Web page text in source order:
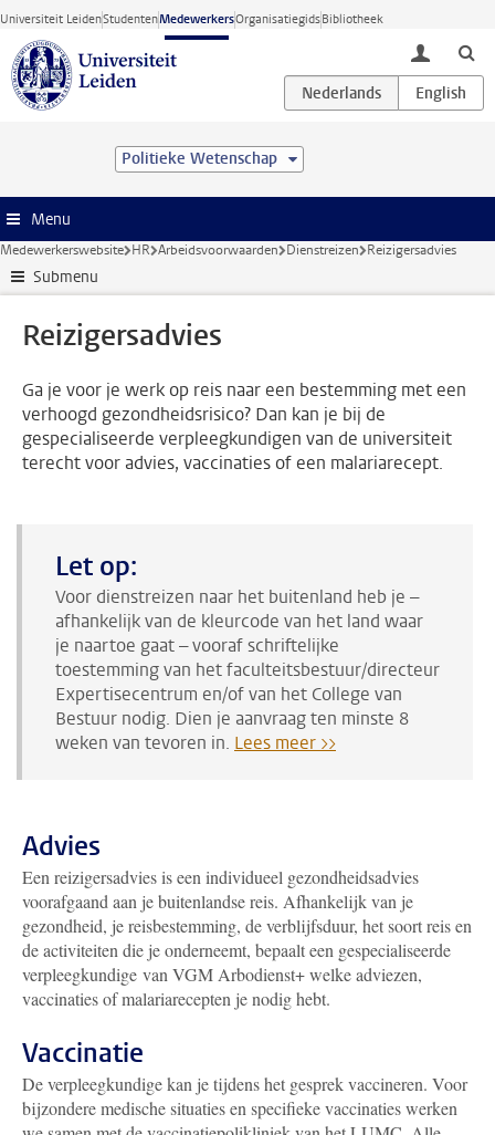
Ga direct naar de inhoud
Universiteit LeidenStudentenMedewerkersOrganisatiegidsBibliotheek
toggle
Politieke Wetenschap
Menu
Medewerkerswebsite HR Arbeidsvoorwaarden Dienstreizen Reizigersadvies
Submenu
Reizigersadvies
Ga je voor je werk op reis naar een bestemming met een
verhoogd gezondheidsrisico? Dan kan je bij de
gespecialiseerde verpleegkundigen van de universiteit
terecht voor advies, vaccinaties of een malariarecept.
Let op:
Voor dienstreizen naar het buitenland heb je –
afhankelijk van de kleurcode van het land waar
je naartoe gaat – vooraf schriftelijke
toestemming van het faculteitsbestuur/directeur
Expertisecentrum en/of van het College van
Bestuur nodig. Dien je aanvraag ten minste 8
weken van tevoren in. Lees meer >>
Advies
Een reizigersadvies is een individueel gezondheidsadvies
voorafgaand aan je buitenlandse reis. Afhankelijk van je
gezondheid, je reisbestemming, de verblijfsduur, het soort reis en
de activiteiten die je onderneemt, bepaalt een gespecialiseerde
verpleegkundige van VGM Arbodienst+ welke adviezen,
vaccinaties of malariarecepten je nodig hebt.
Vaccinatie
De verpleegkundige kan je tijdens het gesprek vaccineren. Voor
bijzondere medische situaties en specifieke vaccinaties werken